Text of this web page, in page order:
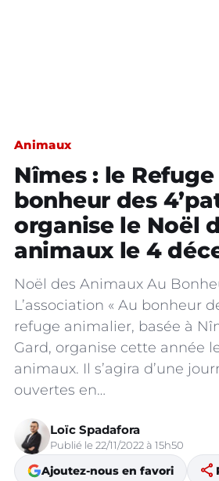
Animaux
Nîmes : le
bonheur des
organise le Noël
animaux le 4
Noël des Animaux Au
L’association « Au bonheur
refuge animalier, basée à
Gard, organise cette année
animaux. Il s’agira d’une
ouvertes en…
Loïc Spadafora
Publié le 22/11/2022 à 15h50
Ajoutez-nous en favori share